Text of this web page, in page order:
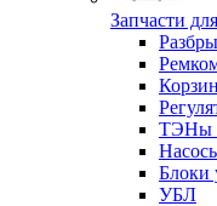
Запчасти
ТЭНы
Блоки
УБЛ